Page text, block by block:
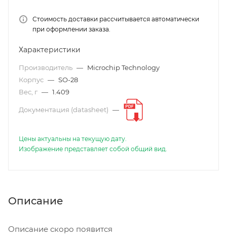
Стоимость доставки рассчитывается автоматически
при оформлении заказа.
Характеристики
Производитель — Microchip Technology
Корпус — SO-28
Вес, г — 1.409
Документация (datasheet) —
Цены актуальны на текущую дату.
Изображение представляет собой общий вид.
Описание
Описание скоро появится